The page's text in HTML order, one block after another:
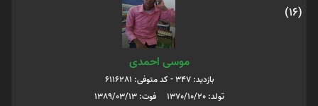
(16)
موسی احمدی
بازدید: 347 - کد متوفی: 6116281
تولد: 1370/10/20 فوت: 1389/03/13